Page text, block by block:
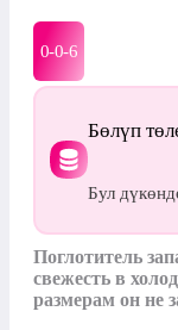
0-0-6
Бөлүп
Бул
Поглотитель
свежесть в
размерам он не